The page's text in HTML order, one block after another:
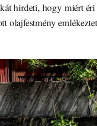
hirdeti, hogy miért